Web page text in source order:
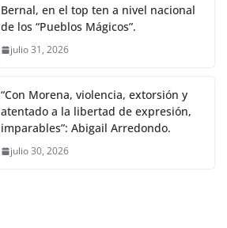
Bernal, en el top ten a nivel nacional
de los “Pueblos Mágicos”.
julio 31, 2026
“Con Morena, violencia, extorsión y
atentado a la libertad de expresión,
imparables”: Abigail Arredondo.
julio 30, 2026